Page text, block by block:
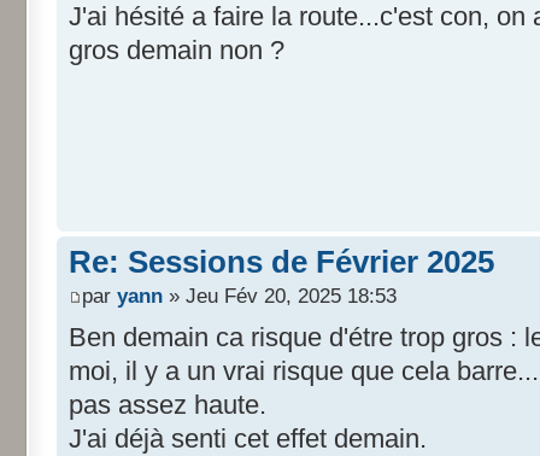
J'ai hésité a faire la route...c'est con, on
gros demain non ?
Re: Sessions de Février 2025
par yann » Jeu Fév 20, 2025 18:53
Ben demain ca risque d'étre trop gros :
moi, il y a un vrai risque que cela
pas assez haute.
J'ai déjà senti cet effet demain.